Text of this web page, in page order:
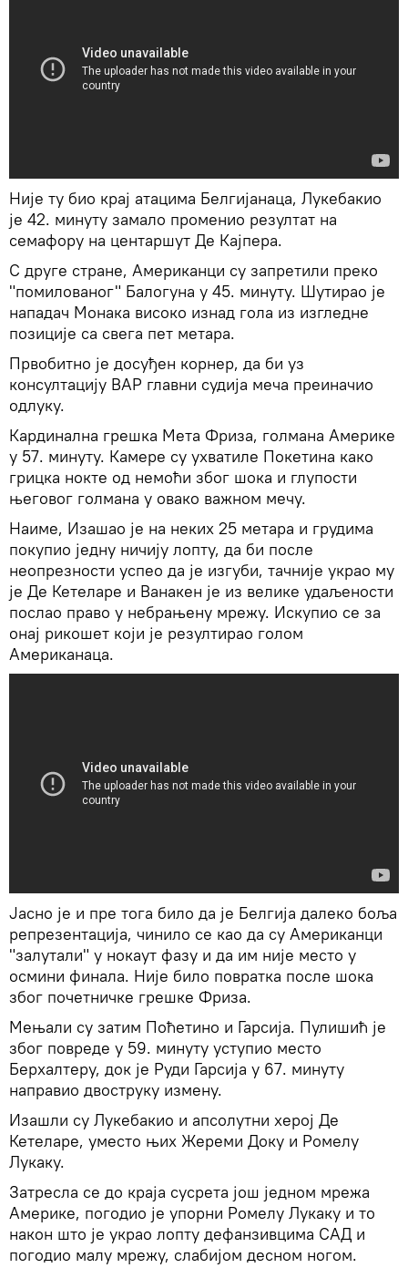
Није ту био крај атацима Белгијанаца, Лукебакио
је 42. минуту замало променио резултат на
семафору на центаршут Де Кајпера.
С друге стране, Американци су запретили преко
"помилованог" Балогуна у 45. минуту. Шутирао је
нападач Монака високо изнад гола из изгледне
позиције са свега пет метара.
Првобитно је досуђен корнер, да би уз
консултацију ВАР главни судија меча преиначио
одлуку.
Кардинална грешка Мета Фриза, голмана Америке
у 57. минуту. Камере су ухватиле Покетина како
грицка нокте од немоћи због шока и глупости
његовог голмана у овако важном мечу.
Наиме, Изашао је на неких 25 метара и грудима
покупио једну ничију лопту, да би после
неопрезности успео да је изгуби, тачније украо му
је Де Кетеларе и Ванакен је из велике удаљености
послао право у небрањену мрежу. Искупио се за
онај рикошет који је резултирао голом
Американаца.
Јасно је и пре тога било да је Белгија далеко боља
репрезентација, чинило се као да су Американци
"залутали" у нокаут фазу и да им није место у
осмини финала. Није било повратка после шока
због почетничке грешке Фриза.
Мењали су затим Поћетино и Гарсија. Пулишић је
због повреде у 59. минуту уступио место
Берхалтеру, док је Руди Гарсија у 67. минуту
направио двоструку измену.
Изашли су Лукебакио и апсолутни херој Де
Кетеларе, уместо њих Жереми Доку и Ромелу
Лукаку.
Затресла се до краја сусрета још једном мрежа
Америке, погодио је упорни Ромелу Лукаку и то
након што је украо лопту дефанзивцима САД и
погодио малу мрежу, слабијом десном ногом.